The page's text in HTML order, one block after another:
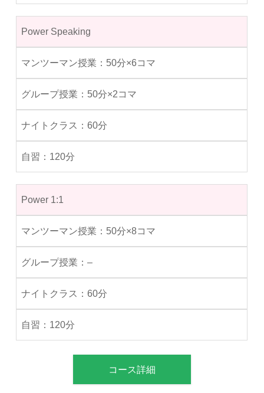
Power Speaking
50分×6コマ
50分×2コマ
60分
120分
Power 1:1
50分×8コマ
–
60分
120分
コース詳細